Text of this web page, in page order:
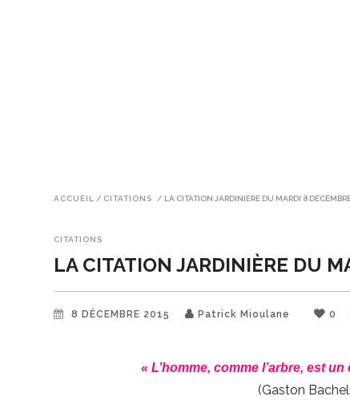
ACCUEIL / CITATIONS / LA CITATION JARDINIÈRE DU MARDI 8
CITATIONS
LA CITATION JARDINIÈRE DU
8 DÉCEMBRE 2015 Patrick Mioulane 0
« L’homme, comme l’arbre, est
(Gaston